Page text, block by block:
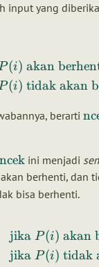
input yang
(i) akan
(i) tidak akan
berarti
ncek ini menjadi
akan berhenti, dan
bisa berhenti.
jikaP (i) akan
jikaP (i) tidak